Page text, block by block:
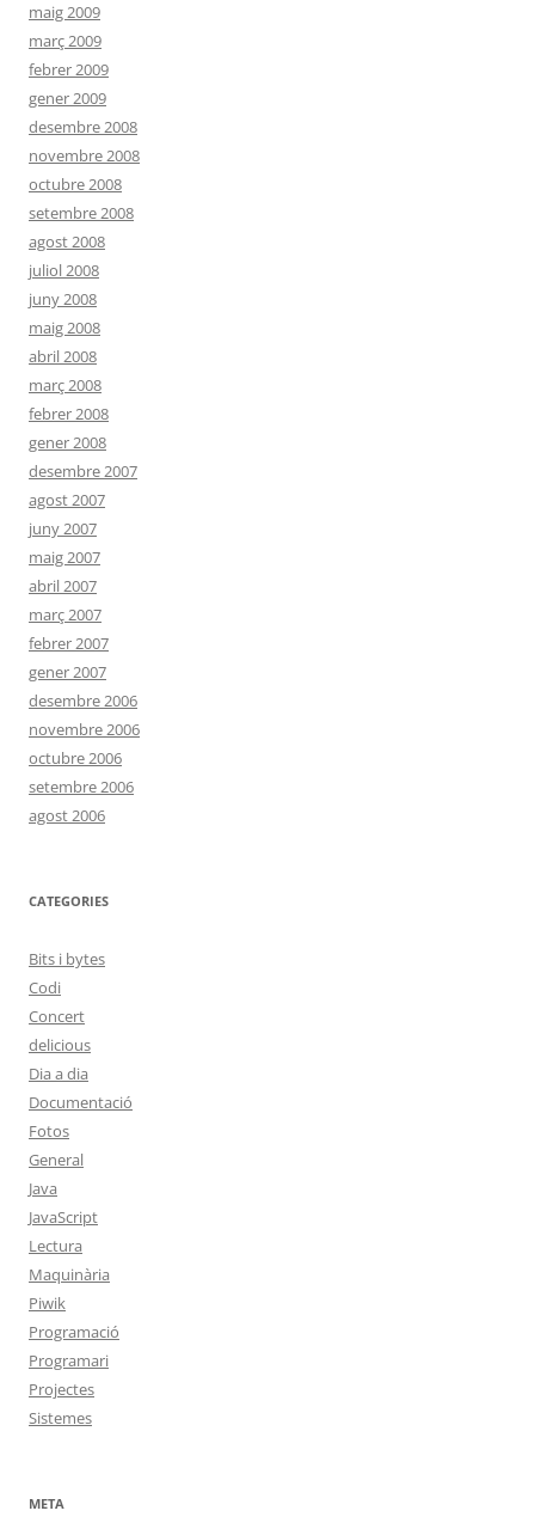
maig 2009
març 2009
febrer 2009
gener 2009
desembre 2008
novembre 2008
octubre 2008
setembre 2008
agost 2008
juliol 2008
juny 2008
maig 2008
abril 2008
març 2008
febrer 2008
gener 2008
desembre 2007
agost 2007
juny 2007
maig 2007
abril 2007
març 2007
febrer 2007
gener 2007
desembre 2006
novembre 2006
octubre 2006
setembre 2006
agost 2006
CATEGORIES
Bits i bytes
Codi
Concert
delicious
Dia a dia
Documentació
Fotos
General
Java
JavaScript
Lectura
Maquinària
Piwik
Programació
Programari
Projectes
Sistemes
META